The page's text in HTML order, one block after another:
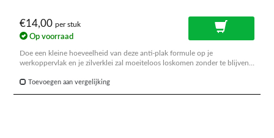
€14,00 per stuk
Op voorraad
Doe een kleine hoeveelheid van deze anti-plak formule op je
werkoppervlak en je zilverklei zal moeiteloos loskomen zonder te blijven
Toevoegen aan vergelijking